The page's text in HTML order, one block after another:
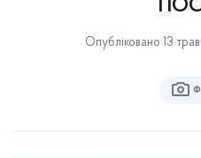
Опубліковано 13